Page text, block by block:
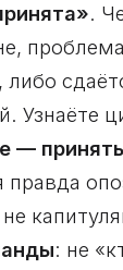
.
Узнаёте
—
правда
: не